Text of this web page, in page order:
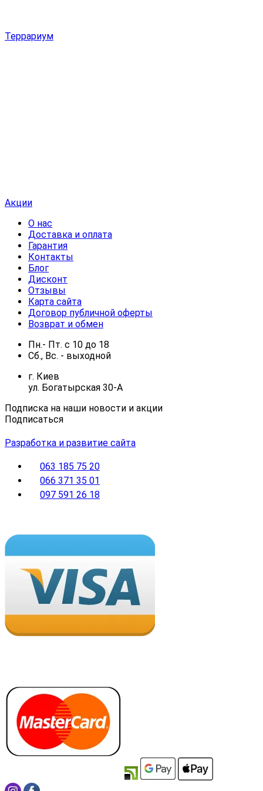
Террариум
Акции
О нас
Доставка и оплата
Гарантия
Контакты
Блог
Дисконт
Отзывы
Карта сайта
Договор публичной оферты
Возврат и обмен
Пн.- Пт. с 10 до 18
Сб., Вс. - выходной
г. Киев
ул. Богатырская 30-А
Подписка на наши новости и акции
Подписаться
Разработка и развитие сайта
063 185 75 20
066 371 35 01
097 591 26 18